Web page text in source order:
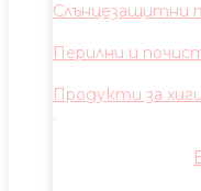
Слънцезащитни
Перилни и
Продукти за